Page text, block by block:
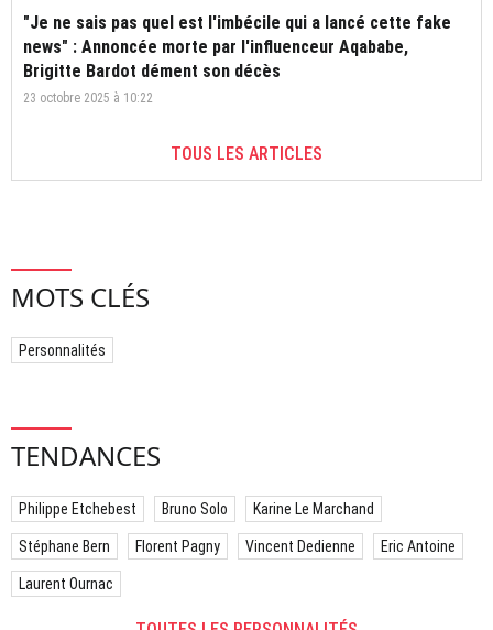
"Je ne sais pas quel est l'imbécile qui a lancé cette fake
news" : Annoncée morte par l'influenceur Aqababe,
Brigitte Bardot dément son décès
23 octobre 2025 à 10:22
TOUS LES ARTICLES
MOTS CLÉS
Personnalités
TENDANCES
Philippe Etchebest Bruno Solo Karine Le Marchand
Stéphane Bern Florent Pagny Vincent Dedienne Eric Antoine
Laurent Ournac